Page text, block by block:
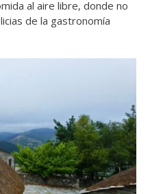
al aire libre, donde no
de la gastronomía